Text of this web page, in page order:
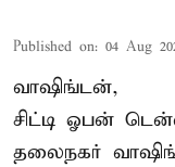
Published on: 04 Aug
வாஷிங்டன்,
சிட்டி ஓபன்
தலைநகர்